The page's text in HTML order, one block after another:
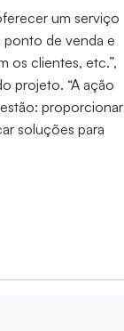
um serviço
ponto de venda e
os clientes, etc.”,
projeto. “A ação
proporcionar
soluções para